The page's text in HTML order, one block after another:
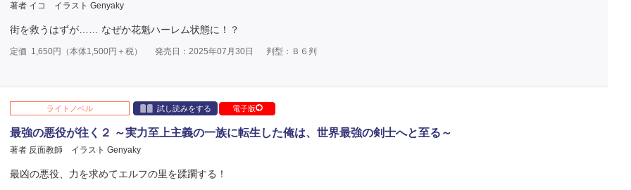
著者 イコ イラスト Genyaky
街を救うはずが…… なぜか花魁ハーレム状態に！？
定価 1,650円（本体1,500円＋税） 発売日：2025年07月30日 判型：Ｂ６判
ライトノベル 試し読みをする 電子版
最強の悪役が往く２ ～実力至上主義の一族に転生した俺は、世界最強の剣士へと至る～
著者 反面教師 イラスト Genyaky
最凶の悪役、力を求めてエルフの里を蹂躙する！